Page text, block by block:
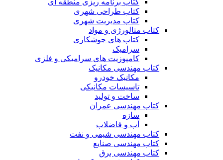
کتاب طراحی شهری
کتاب مدیریت شهری
کتاب متالورژی و مواد
کتاب های جوشکاری
سرامیک
کامپوزیت های سرامیکی و فلزی
کتاب مهندسی مکانیک
مکانیک خودرو
تاسیسات مکانیکی
ساخت و تولید
کتاب مهندسی عمران
سازه
آب و فاضلاب
کتاب مهندسی شیمی و نفت
کتاب مهندسی صنایع
کتاب مهندسی برق